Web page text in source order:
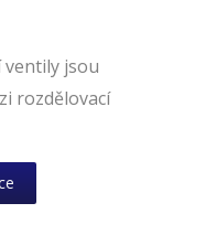
jsou
rozdělovací